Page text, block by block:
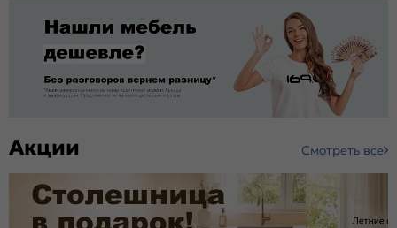
Акции Смотреть все